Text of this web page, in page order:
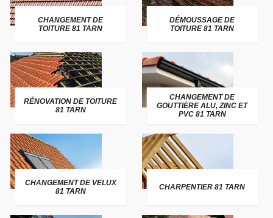
CHANGEMENT DE
TOITURE 81 TARN
DÉMOUSSAGE DE
TOITURE 81 TARN
RÉNOVATION DE TOITURE
81 TARN
CHANGEMENT DE
GOUTTIÈRE ALU, ZINC ET
PVC 81 TARN
CHANGEMENT DE VELUX
81 TARN
CHARPENTIER 81 TARN